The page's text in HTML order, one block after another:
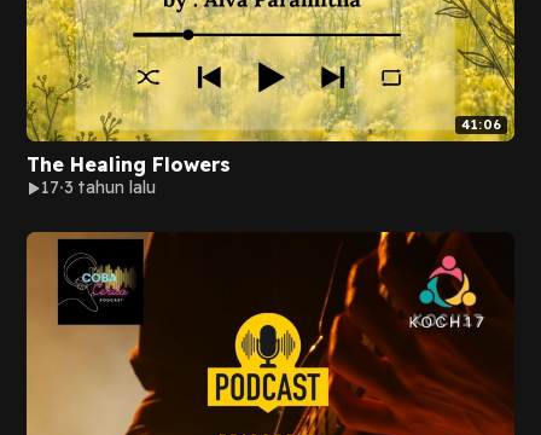
41:06
The Healing Flowers
17 3 tahun lalu